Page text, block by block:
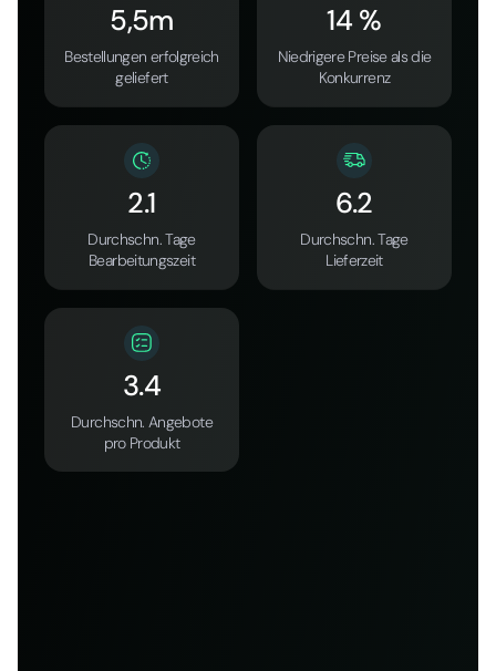
5,5m
Bestellungen erfolgreich
geliefert
14 %
Niedrigere Preise als die
Konkurrenz
2.1
Durchschn. Tage
Bearbeitungszeit
6.2
Durchschn. Tage
Lieferzeit
3.4
Durchschn. Angebote
pro Produkt